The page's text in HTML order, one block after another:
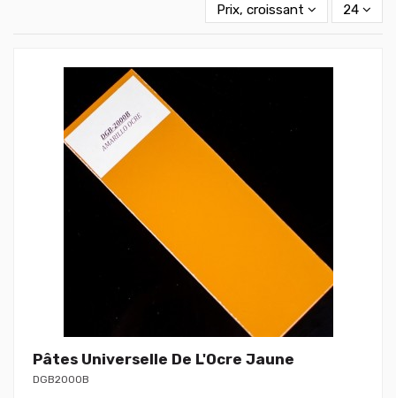
Prix, croissant 24
Pâtes Universelle De L'Ocre Jaune
DGB2000B